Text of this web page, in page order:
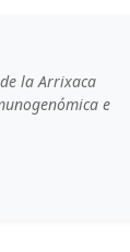
la Arrixaca
e